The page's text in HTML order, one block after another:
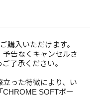
購入いただけます。
告なくキャンセルさ
了承ください。
立った特徴により、い
CHROME SOFTボー